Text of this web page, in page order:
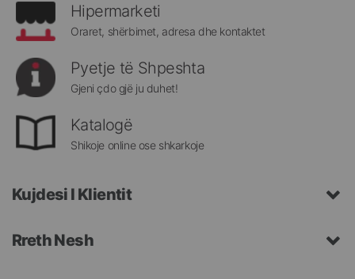
Hipermarketi
Oraret, shërbimet, adresa dhe kontaktet
Pyetje të Shpeshta
Gjeni çdo gjë ju duhet!
Katalogë
Shikoje online ose shkarkoje
Kujdesi I Klientit
Rreth Nesh